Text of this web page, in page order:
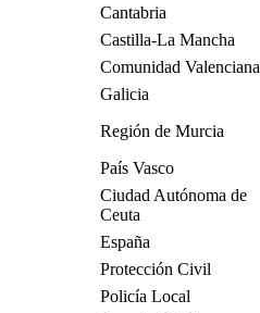
Cantabria
Castilla-La Mancha
Comunidad Valenciana
Galicia
Región de Murcia
País Vasco
Ciudad Autónoma de
Ceuta
España
Protección Civil
Policía Local